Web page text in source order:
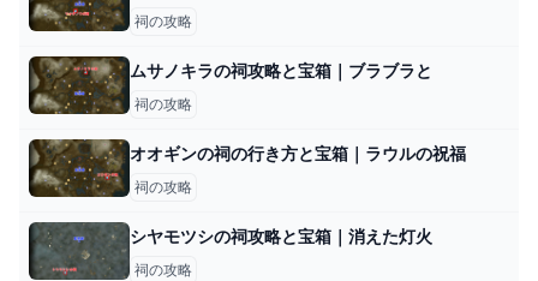
祠の攻略
ムサノキラの祠攻略と宝箱｜ブラブラと
祠の攻略
オオギンの祠の行き方と宝箱｜ラウルの祝福
祠の攻略
シヤモツシの祠攻略と宝箱｜消えた灯火
祠の攻略